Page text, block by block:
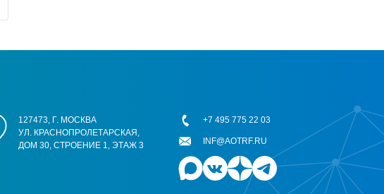
127473, Г. МОСКВА
УЛ. КРАСНОПРОЛЕТАРСКАЯ,
ДОМ 30, СТРОЕНИЕ 1, ЭТАЖ 3
+7 495 775 22 03
INF@AOTRF.RU